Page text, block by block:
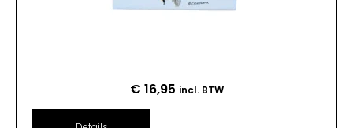
€ 16,95 incl. BTW